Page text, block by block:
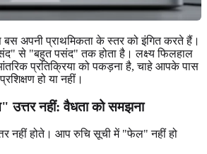
अपनी प्राथमिकता के स्तर को इंगित करते हैं।
से "बहुत पसंद" तक होता है। लक्ष्य फिलहाल
प्रतिक्रिया को पकड़ना है, चाहे आपके पास
हो या नहीं।
नहीं: वैधता को समझना
नहीं होते। आप रुचि सूची में "फेल" नहीं हो